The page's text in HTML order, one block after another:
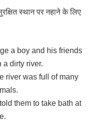
स्थान पर नहाने के लिए
a boy and his friends
a dirty river.
river was full of many
them to take bath at